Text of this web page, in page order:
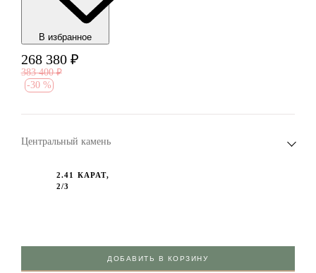
В избранноe
268 380 ₽
383 400 ₽
-30 %
Центральный камень
2.41 КАРАТ,
2/3
ДОБАВИТЬ В КОРЗИНУ